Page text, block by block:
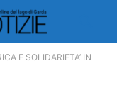
E SOLIDARIETA’ IN